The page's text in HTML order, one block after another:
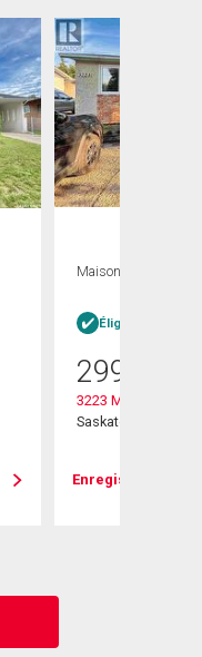
Maison
Éligible Louer
299 900
3223 Maxwell Street
Saskatoon, SK
Enregistrer